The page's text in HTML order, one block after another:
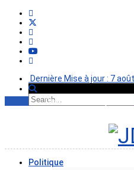
Dernière Mise à jour : 7
Dernière Mise à jour : 7
Politique